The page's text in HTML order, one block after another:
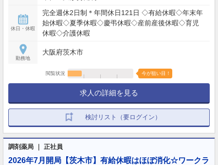
休日・休暇
完全週休2日制＊年間休日121日 ◇有給休暇◇年末年
始休暇◇夏季休暇◇慶弔休暇◇産前産後休暇◇育児
休暇◇介護休暇
勤務地
大阪府茨木市
閲覧状況 今が狙い目！
求人の詳細を見る
検討リスト（要ログイン）
調剤薬局 ｜ 正社員
2026年7月開局【茨木市】有給休暇はほぼ消化☆ワークラ